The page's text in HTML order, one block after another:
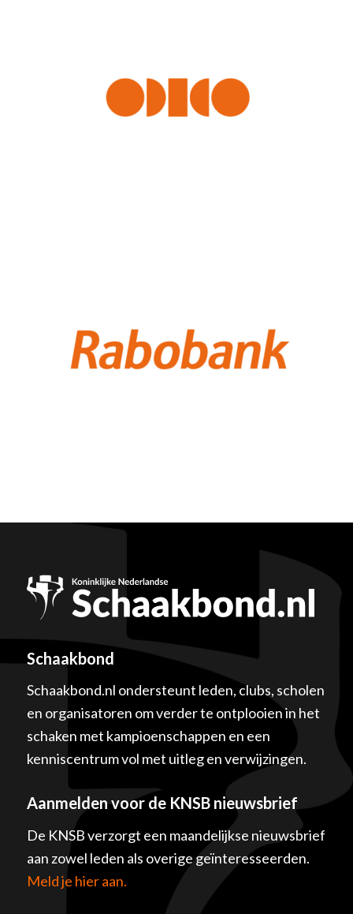
Schaakbond
Schaakbond.nl ondersteunt leden, clubs, scholen
en organisatoren om verder te ontplooien in het
schaken met kampioenschappen en een
kenniscentrum vol met uitleg en verwijzingen.
Aanmelden voor de KNSB nieuwsbrief
De KNSB verzorgt een maandelijkse nieuwsbrief
aan zowel leden als overige geïnteresseerden.
Meld je hier aan.